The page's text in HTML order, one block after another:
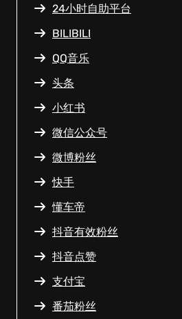
24小时自助平台
BILIBILI
QQ音乐
头条
小红书
微信公众号
微博粉丝
快手
懂车帝
抖音有效粉丝
抖音点赞
支付宝
番茄粉丝